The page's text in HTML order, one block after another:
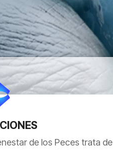
de los Peces trata de